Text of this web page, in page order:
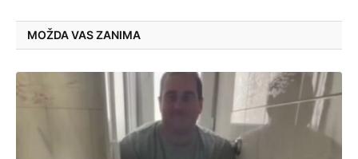
MOŽDA VAS ZANIMA